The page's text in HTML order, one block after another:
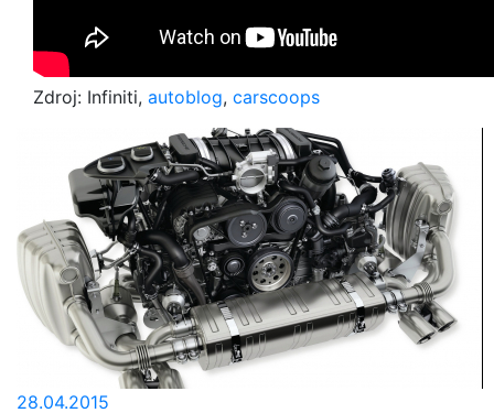
Zdroj: Infiniti, autoblog, carscoops
28.04.2015